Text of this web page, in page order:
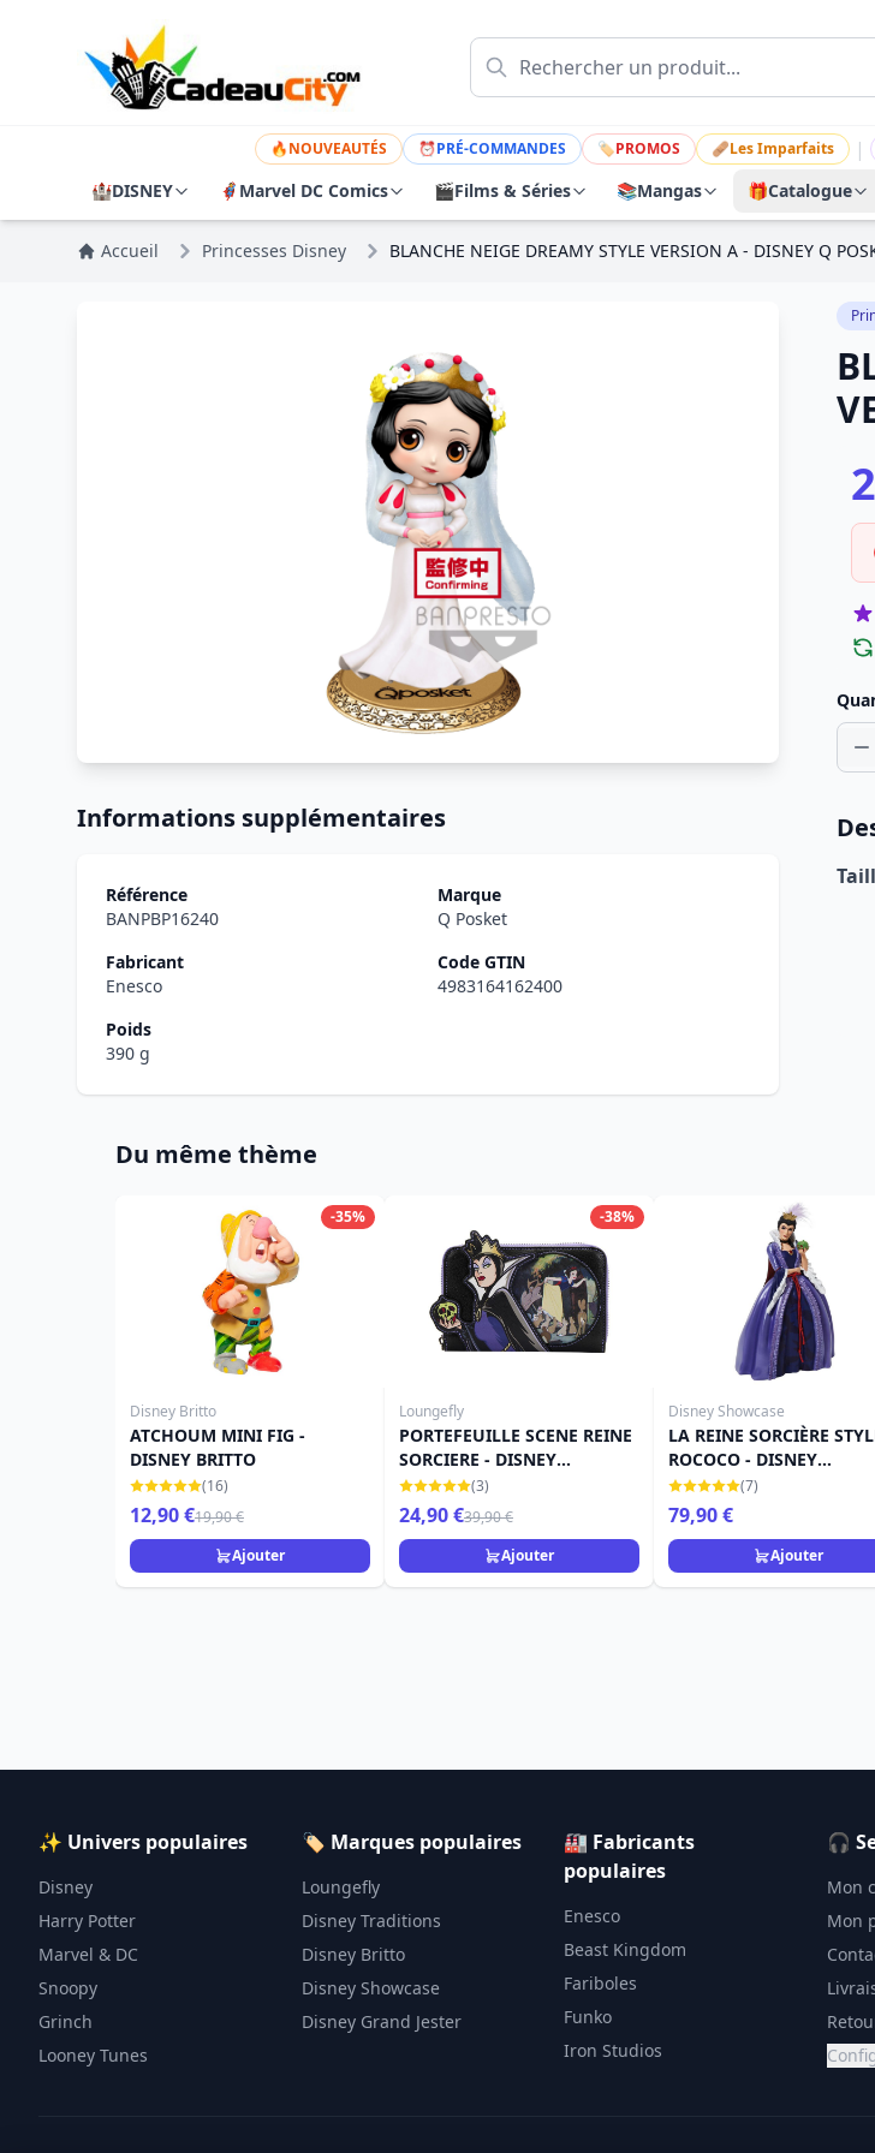
🔥NOUVEAUTÉS ⏰PRÉ-COMMANDES 🏷PROMOS 🩹Les Imparfaits |
🏰DISNEY 🦸 Marvel DC Comics 🎬Films & Séries 📚Mangas 🎁Catalogue
Accueil Princesses Disney BLANCHE NEIGE DREAMY STYLE VERSION A - DISNEY Q
Informations supplémentaires
Référence
BANPBP16240
Marque
Q Posket
Fabricant
Enesco
Code GTIN
4983164162400
Poids
390 g
Du même thème
-35%
Disney Britto
ATCHOUM MINI FIG -
DISNEY BRITTO
(16)
12,90 €19,90 €
Ajouter
-38%
Loungefly
PORTEFEUILLE SCENE REINE
SORCIERE - DISNEY
LOUNGEFLY
(3)
24,90 €39,90 €
Ajouter
Disney Showcase
LA REINE SORCIÈRE
ROCOCO - DISNEY
SHOWCASE HAUTE
COUTURE
(7)
79,90 €
Ajouter
✨ Univers populaires
Disney
Harry Potter
Marvel & DC
Snoopy
Grinch
Looney Tunes
🏷️ Marques populaires
Loungefly
Disney Traditions
Disney Britto
Disney Showcase
Disney Grand Jester
🏭 Fabricants
populaires
Enesco
Beast Kingdom
Fariboles
Funko
Iron Studios
🎧
Mon
Mon